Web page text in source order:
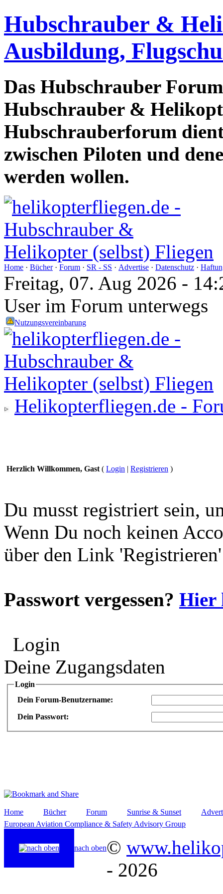
Hubschrauber &
Ausbildung,
Das Hubschrauber
Hubschrauber &
Hubschrauberforum
zwischen Piloten und
werden wollen.
Home · Bücher· Forum · SR - SS · Advertise · Datenschutz ·
Freitag, 07. Aug 2026 -
User im Forum unterwegs
Nutzungsvereinbarung
Helikopterfliegen.de -
Herzlich Willkommen, Gast ( Login | Registrieren )
Du musst registriert sein,
Wenn Du noch keinen
über den Link
Passwort vergessen? Hier
Login
Deine Zugangsdaten
Login
Dein Forum-Benutzername:
Dein Passwort:
Home Bücher Forum Sunrise & Sunset
European Aviation Compliance & Safety Advisory Group
nach oben©
- 2026